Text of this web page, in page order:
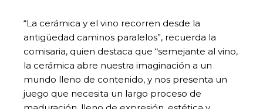
“La cerámica y el vino recorren desde la
antigüedad caminos paralelos”, recuerda la
comisaria, quien destaca que “semejante al vino,
la cerámica abre nuestra imaginación a un
mundo lleno de contenido, y nos presenta un
juego que necesita un largo proceso de